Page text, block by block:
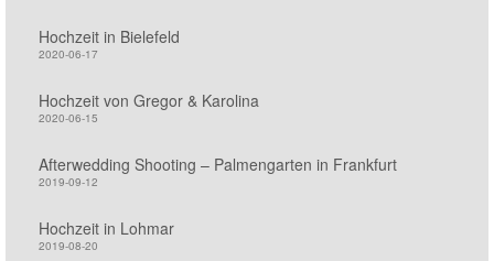
Hochzeit in Bielefeld
2020-06-17
Hochzeit von Gregor & Karolina
2020-06-15
Afterwedding Shooting – Palmengarten in Frankfurt
2019-09-12
Hochzeit in Lohmar
2019-08-20